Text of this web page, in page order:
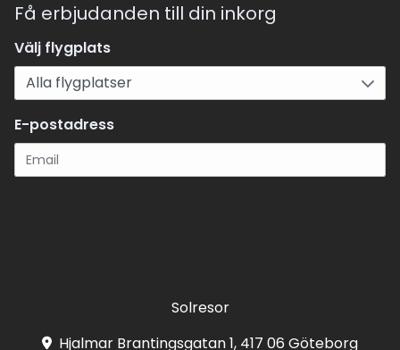
Få erbjudanden till din inkorg
Välj flygplats
E-postadress
Solresor
Hjalmar Brantingsgatan 1, 417 06 Göteborg